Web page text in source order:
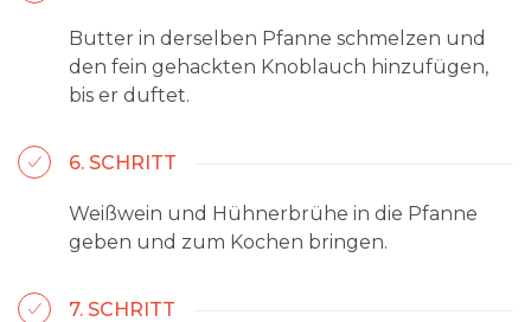
Butter in derselben Pfanne schmelzen und
den fein gehackten Knoblauch hinzufügen,
bis er duftet.
6. SCHRITT
Weißwein und Hühnerbrühe in die Pfanne
geben und zum Kochen bringen.
7. SCHRITT